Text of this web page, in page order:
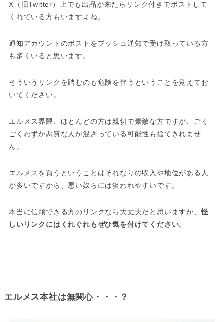
X（旧Twitter）上でも出品が来たらリンク付きでポストして
くれている方もいますよね。
通知アカウントのポストをプッシュ通知で受け取っている方
も多くいると思います。
そういうリンクを踏むのも危険を伴うということを覚えてお
いてください。
エルメス界隈、ほとんどの方は親切で素敵な方ですが、ごく
ごくわずか悪質な人が混ざっている可能性も捨てきれませ
ん。
エルメスを買うということはそれなりの収入や地位がある人
が多いですから、悪い奴らには狙われやすいです。
本当に信頼できる方のリンクなら大丈夫だと思いますが、怪
しいリンクにはくれぐれもぜひ気を付けてください。
エルメス本社は無関心・・・？